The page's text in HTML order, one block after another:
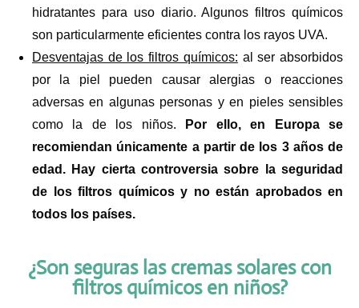
hidratantes para uso diario. Algunos filtros químicos
son particularmente eficientes contra los rayos UVA.
Desventajas de los filtros químicos: al ser absorbidos
por la piel pueden causar alergias o reacciones
adversas en algunas personas y en pieles sensibles
como la de los niños.
Por ello, en Europa se
recomiendan únicamente a partir de los 3 años de
edad. Hay cierta controversia sobre la seguridad
de los filtros químicos y no están aprobados en
todos los países.
¿Son seguras las cremas solares con
filtros químicos en niños?